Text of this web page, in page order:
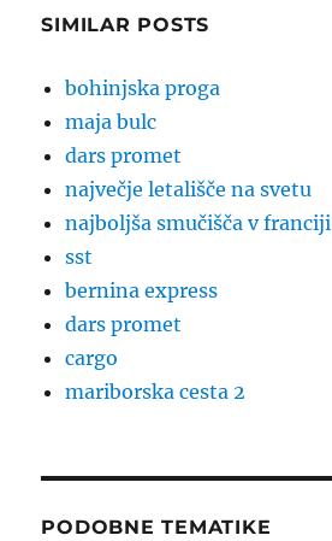
SIMILAR POSTS
bohinjska proga
maja bulc
dars promet
največje letališče na svetu
najboljša smučišča v franciji
sst
bernina express
dars promet
cargo
mariborska cesta 2
PODOBNE TEMATIKE